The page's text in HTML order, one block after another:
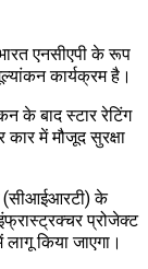
एनसीएपी के रूप
कार्यक्रम है।
के बाद स्टार रेटिंग
कार में मौजूद सुरक्षा
(सीआईआरटी) के
प्रोजेक्ट
किया जाएगा।